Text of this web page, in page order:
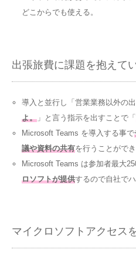
どこからでも使える。
出張旅費に課題を抱えて
導入と並行し「営業業務以外の出
よ。」と言う指示を出すことで「
Microsoft Teams を導入する事で
議や資料の共有を行うことができ
Microsoft Teams は参加者最大
ロソフトが提供するので自社で
マイクロソフトアクセス